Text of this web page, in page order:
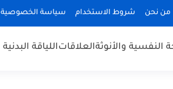
من نحن شروط الاستخدام سياسة الخصوصية
النفسية والأنوثةالعلاقاتاللياقة البدنية